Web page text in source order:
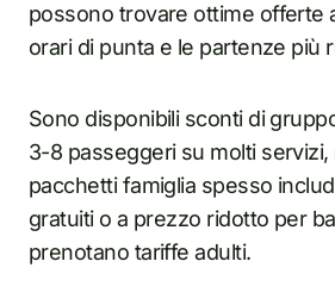
possono trovare ottime offerte
orari di punta e le partenze più
Sono disponibili sconti di
3-8 passeggeri su molti servizi,
pacchetti famiglia spesso
gratuiti o a prezzo ridotto per
prenotano tariffe adulti.